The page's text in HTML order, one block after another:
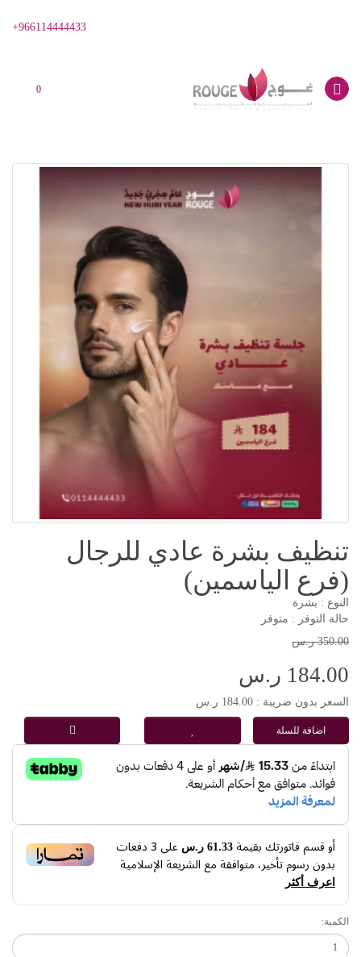
966114444433+
تنظيف بشرة عادي للرجال
(فرع الياسمين)
النوع : بشرة
حالة التوفر : متوفر
350.00 ر.س
184.00 ر.س
السعر بدون ضريبة : 184.00 ر.س
اضافة للسلة
أو قسم فاتورتك بقيمة 61.33 ر.س على3دفعات
بدون رسوم تأخير، متوافقة مع الشريعة الإسلامية
اعرف أكثر
الكمية: